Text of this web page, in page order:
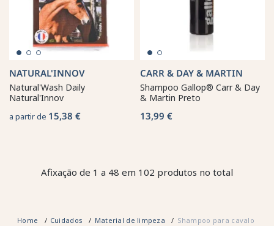
NATURAL'INNOV
Natural'Wash Daily
Natural'Innov
a partir de 15,38 €
CARR & DAY & MARTIN
Shampoo Gallop® Carr & Day
& Martin Preto
13,99 €
Afixação de 1 a 48 em 102 produtos no total
Home Cuidados Material de limpeza Shampoo para cavalo